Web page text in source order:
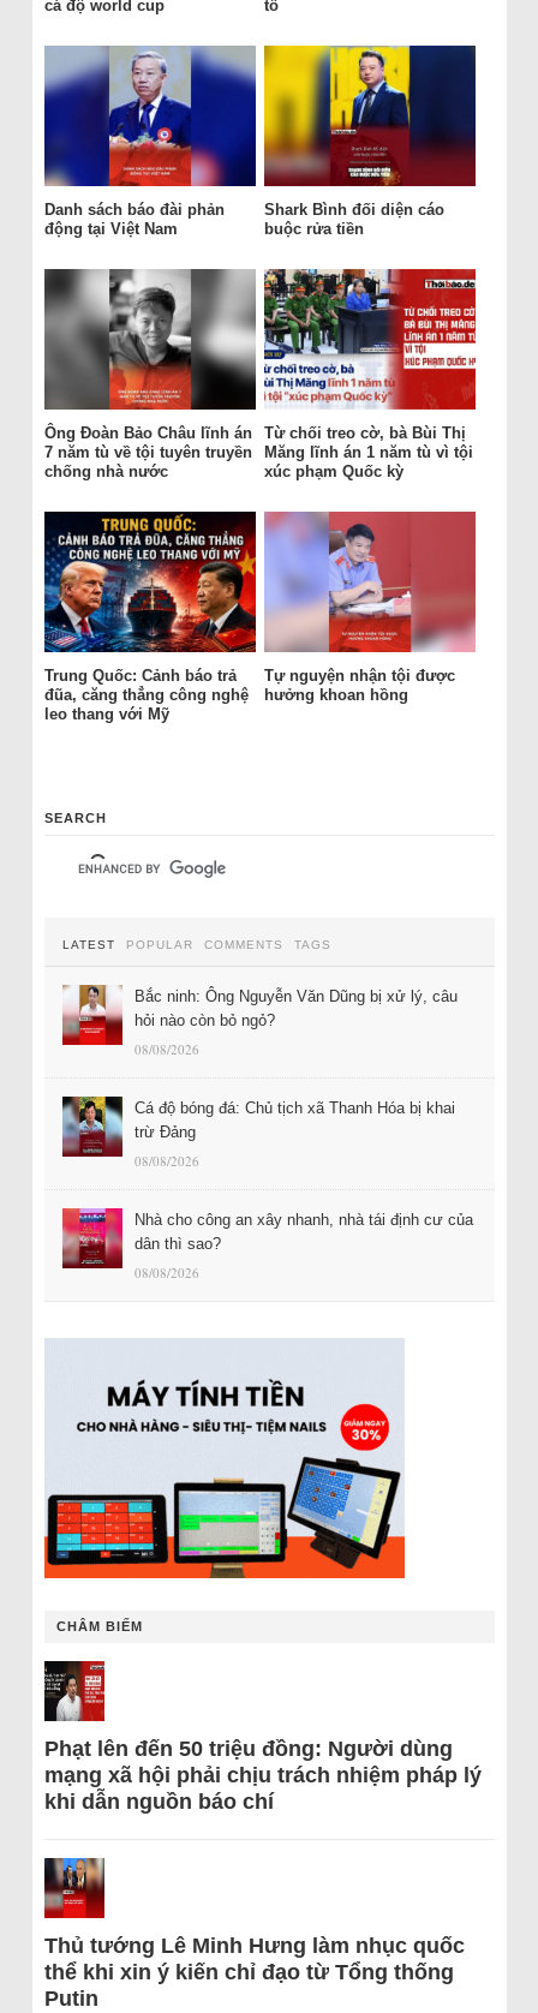
cá độ world cup tố
Danh sách báo đài phản
động tại Việt Nam
Shark Bình đối diện cáo
buộc rửa tiền
Ông Đoàn Bảo Châu lĩnh án
7 năm tù về tội tuyên truyền
chống nhà nước
Từ chối treo cờ, bà Bùi Thị
Măng lĩnh án 1 năm tù vì tội
xúc phạm Quốc kỳ
Trung Quốc: Cảnh báo trả
đũa, căng thẳng công nghệ
leo thang với Mỹ
Tự nguyện nhận tội được
hưởng khoan hồng
SEARCH
LATEST POPULAR COMMENTS TAGS
Bắc ninh: Ông Nguyễn Văn Dũng bị xử lý, câu
hỏi nào còn bỏ ngỏ?
08/08/2026
Cá độ bóng đá: Chủ tịch xã Thanh Hóa bị khai
trừ Đảng
08/08/2026
Nhà cho công an xây nhanh, nhà tái định cư của
dân thì sao?
08/08/2026
CHÂM BIẾM
Phạt lên đến 50 triệu đồng: Người dùng
mạng xã hội phải chịu trách nhiệm pháp lý
khi dẫn nguồn báo chí
Thủ tướng Lê Minh Hưng làm nhục quốc
thể khi xin ý kiến chỉ đạo từ Tổng thống
Putin